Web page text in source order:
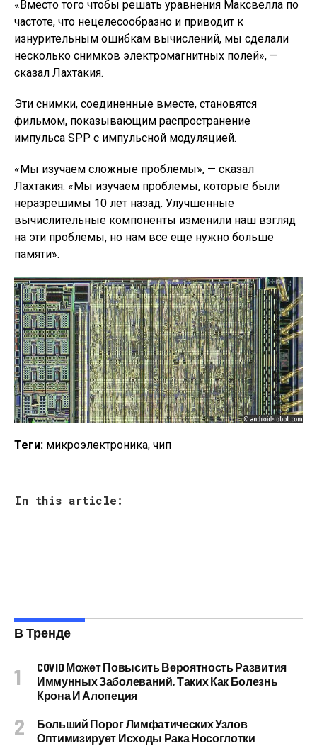
«Вместо того чтобы решать уравнения Максвелла по
частоте, что нецелесообразно и приводит к
изнурительным ошибкам вычислений, мы сделали
несколько снимков электромагнитных полей», —
сказал Лахтакия.
Эти снимки, соединенные вместе, становятся
фильмом, показывающим распространение
импульса SPP с импульсной модуляцией.
«Мы изучаем сложные проблемы», — сказал
Лахтакия. «Мы изучаем проблемы, которые были
неразрешимы 10 лет назад. Улучшенные
вычислительные компоненты изменили наш взгляд
на эти проблемы, но нам все еще нужно больше
памяти».
Теги: микроэлектроника, чип
In this article:
В Тренде
COVID Может Повысить Вероятность Развития
Иммунных Заболеваний, Таких Как Болезнь
Крона И Алопеция
Больший Порог Лимфатических Узлов
Оптимизирует Исходы Рака Носоглотки